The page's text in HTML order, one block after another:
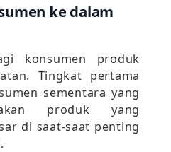
ke dalam
konsumen produk
Tingkat pertama
sementara yang
produk yang
di saat-saat penting